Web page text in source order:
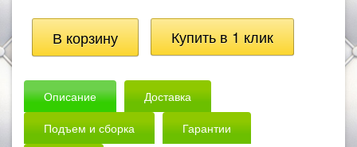
Описание
Доставка
Подъем и сборка
Гарантии